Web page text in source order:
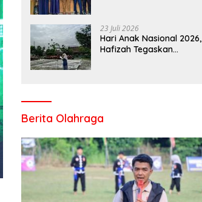
di Tingkat Provins
23 Juli 2026
Hari Anak Nasional 2026,
Hafizah Tegaskan
Berita Olahraga